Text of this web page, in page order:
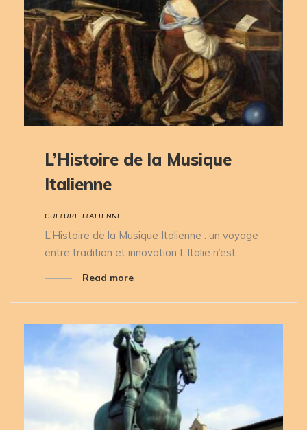
CULTURE ITALIENNE
L’Histoire de la Musique
Italienne
L’Histoire de la Musique Italienne : un voyage
entre tradition et innovation L’Italie n’est...
Read more